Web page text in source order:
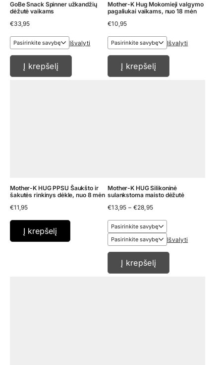
GoBe Snack Spinner užkandžių
dėžutė vaikams
€33,95
Išvalyti
Į krepšelį
Mother-K Hug Mokomieji valgymo
pagaliukai vaikams, nuo 18 mėn
€10,95
Išvalyti
Į krepšelį
Mother-K HUG PPSU Šaukšto ir
šakutės rinkinys dėkle, nuo 8 mėn
€11,95
Į krepšelį
Mother-K HUG Silikoninė
sulankstoma maisto dėžutė
€13,95 – €28,95Price
€13,95
through
€28,95Išvalyti
Į krepšelį